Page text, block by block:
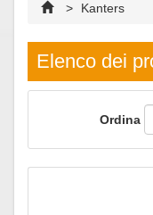
> Kanters
Elenco dei
Ordina